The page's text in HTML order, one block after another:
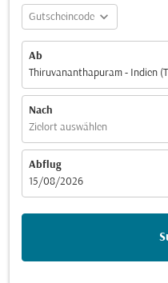
Gutscheincode expand_more
Ab
Thiruvananthapuram - Indien
Nach
Zielort auswählen
Abflug
fc-booking-departure-date-aria-
15/08/2026